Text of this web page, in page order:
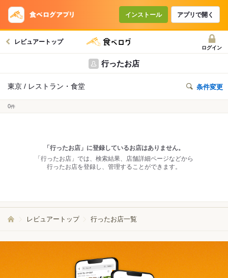
インストール アプリで開く
レビュアートップ
ログイン
行ったお店
東京 / レストラン・食堂 条件変更
0件
「行ったお店」に登録しているお店はありません。
「行ったお店」では、検索結果、店舗詳細ページなどから
行ったお店を登録し、管理することができます。
レビュアートップ 行ったお店一覧